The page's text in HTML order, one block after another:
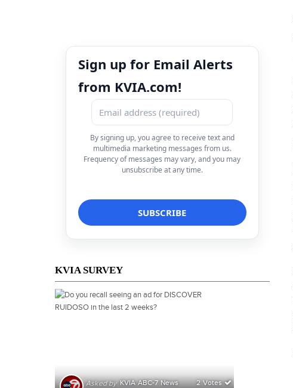
Sign up for Email Alerts
from KVIA.com!
By signing up, you agree to receive text and
multimedia marketing messages from us.
Frequency of messages may vary, and you may
unsubscribe at any time.
KVIA SURVEY